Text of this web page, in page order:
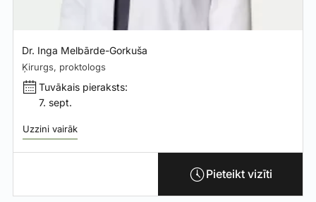
Dr. Inga Melbārde-Gorkuša
Ķirurgs, proktologs
Tuvākais pieraksts:
7. sept.
Uzzini vairāk
Pieteikt vizīti